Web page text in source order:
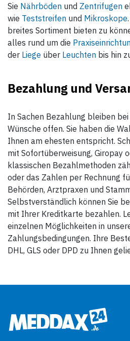
Sie Nährböden und Zentrifugen
wie Teststreifen und Mikroskope
breites Sortiment bieten zu
alles rund um die
der Liege über Leuchten bis hin
Bezahlung und
In Sachen Bezahlung bleiben
Wünsche offen. Sie haben die
Ihnen am ehesten entspricht.
mit Sofortüberweisung, Giropay
klassischen Bezahlmethoden
oder das Zahlen per Rechnung
Behörden, Arztpraxen und
Selbstverständlich können Sie
mit Ihrer Kreditkarte bezahlen.
einzelnen Möglichkeiten in
Zahlungsbedingungen. Ihre
DHL, GLS oder DPD zu Ihnen